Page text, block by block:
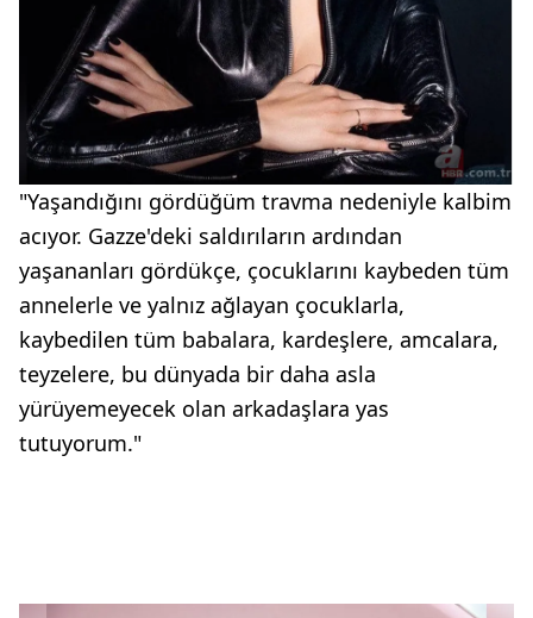
"Yaşandığını gördüğüm travma nedeniyle kalbim
acıyor. Gazze'deki saldırıların ardından
yaşananları gördükçe, çocuklarını kaybeden tüm
annelerle ve yalnız ağlayan çocuklarla,
kaybedilen tüm babalara, kardeşlere, amcalara,
teyzelere, bu dünyada bir daha asla
yürüyemeyecek olan arkadaşlara yas
tutuyorum."